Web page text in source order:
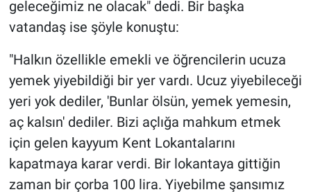
geleceğimiz ne olacak" dedi. Bir başka
vatandaş ise şöyle konuştu:
"Halkın özellikle emekli ve öğrencilerin ucuza
yemek yiyebildiği bir yer vardı. Ucuz yiyebileceği
yeri yok dediler, 'Bunlar ölsün, yemek yemesin,
aç kalsın' dediler. Bizi açlığa mahkum etmek
için gelen kayyum Kent Lokantalarını
kapatmaya karar verdi. Bir lokantaya gittiğin
zaman bir çorba 100 lira. Yiyebilme şansımız